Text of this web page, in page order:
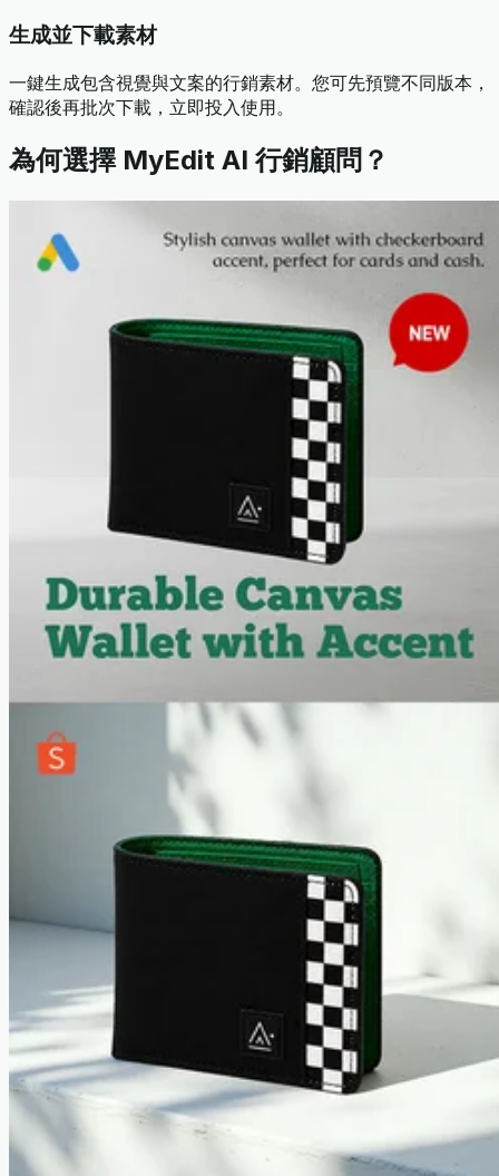
生成並下載素材
一鍵生成包含視覺與文案的行銷素材。您可先預覽不同版本，
確認後再批次下載，立即投入使用。
為何選擇 MyEdit AI 行銷顧問？